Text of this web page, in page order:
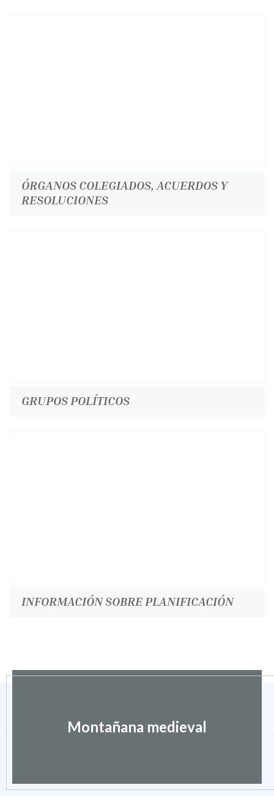
ÓRGANOS COLEGIADOS, ACUERDOS Y
RESOLUCIONES
GRUPOS POLÍTICOS
INFORMACIÓN SOBRE PLANIFICACIÓN
Montañana medieval